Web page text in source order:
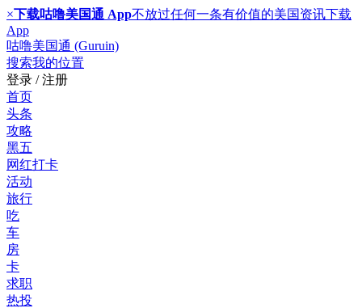
×下载咕噜美国通 App不放过任何一条有价值的美国资讯下载
App
咕噜美国通 (Guruin)
搜索我的位置
登录 / 注册
首页
头条
攻略
黑五
网红打卡
活动
旅行
吃
车
房
卡
求职
热投